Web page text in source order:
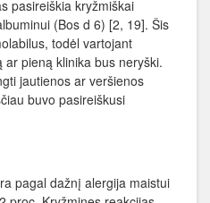
pasireiškia kryžmiškai
(Bos d 6) [2, 19]. Šis
todėl vartojant
pieną klinika bus neryški.
jautienos ar veršienos
buvo pasireiškusi
pagal dažnį alergija maistui